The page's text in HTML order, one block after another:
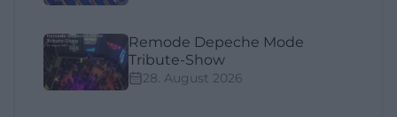
Remode Depeche Mode
Tribute-Show
28. August 2026